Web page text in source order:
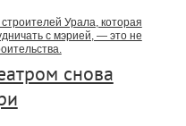
Урала, которая
с мэрией, — это не
снова